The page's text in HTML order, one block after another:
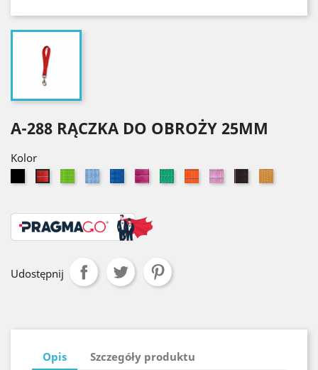
A-288 RĄCZKA DO OBROŻY 25MM
Kolor
CzarnyCzerwonySeledynowy
BłękitnyNiebieski
RóżowyZielonyPomarańczowy
Jasny
Brązowy
Udostępnij
Opis Szczegóły produktu